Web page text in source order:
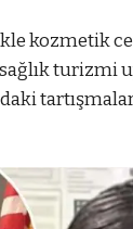
kozmetik
sağlık turizmi